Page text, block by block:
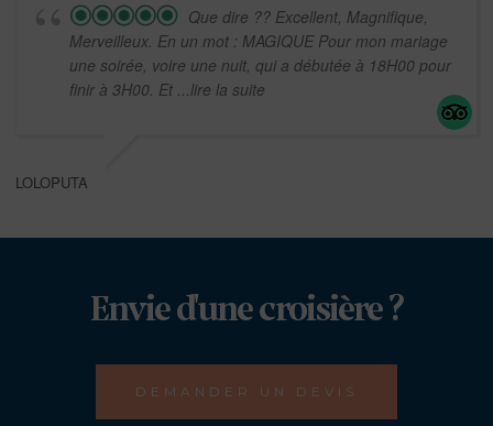
Que dire ?? Excellent, Magnifique,
Merveilleux. En un mot : MAGIQUE Pour mon mariage
une soirée, voire une nuit, qui a débutée à 18H00 pour
finir à 3H00. Et ...lire la suite
LOLOPUTA
Envie d'une croisière ?
DEMANDER UN DEVIS